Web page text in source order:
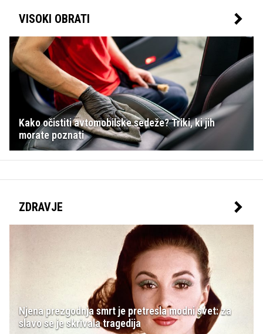
VISOKI OBRATI
Kako očistiti avtomobilske sedeže? Triki, ki jih
morate poznati
ZDRAVJE
Njena prezgodnja smrt je pretresla modni svet: za
slavo se je skrivala tragedija